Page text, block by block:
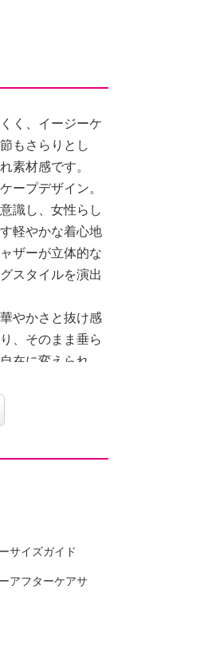
く、イージーケ
もさらりとし
素材感です。
ープデザイン。
識し、女性らし
軽やかな着心地
ザーが立体的な
スタイルを演出
やかさと抜け感
、そのまま垂ら
在に変えられ
サイズガイド
アフターケアサ